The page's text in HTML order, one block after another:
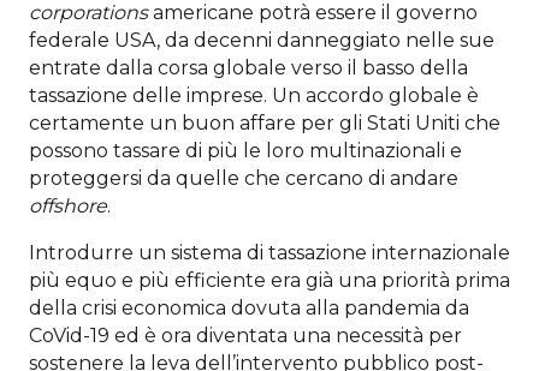
corporationsamericane potrà essere il governo
federale USA, da decenni danneggiato nelle sue
entrate dalla corsa globale verso il basso della
tassazione delle imprese. Un accordo globale è
certamente un buon affare per gli Stati Uniti che
possono tassare di più le loro multinazionali e
proteggersi da quelle che cercano di andare
offshore.
Introdurre un sistema di tassazione internazionale
più equo e più efficiente era già una priorità prima
della crisi economica dovuta alla pandemia da
CoVid-19 ed è ora diventata una necessità per
sostenere la leva dell’intervento pubblico post-